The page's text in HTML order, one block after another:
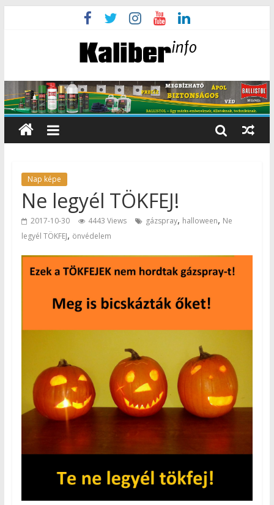
Nap képe
Ne legyél TÖKFEJ!
2017-10-30 4443 Views gázspray, halloween, Ne
legyél TÖKFEJ, önvédelem